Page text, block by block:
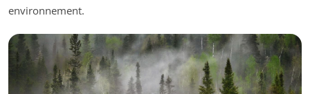
environnement.